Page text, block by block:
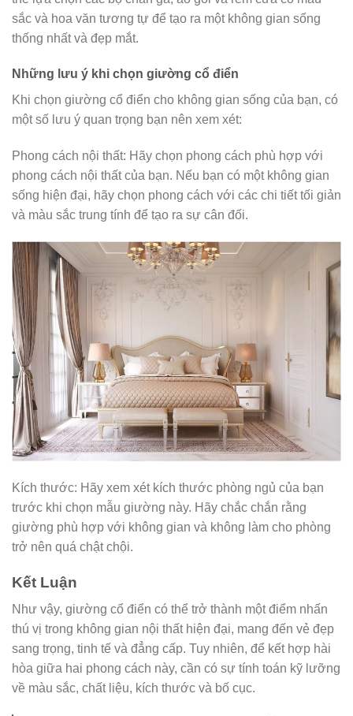
sắc và hoa văn tương tự để tạo ra một không gian sống
thống nhất và đẹp mắt.
Những lưu ý khi chọn giường cổ điển
Khi chọn giường cổ điển cho không gian sống của bạn, có
một số lưu ý quan trọng bạn nên xem xét:
Phong cách nội thất: Hãy chọn phong cách phù hợp với
phong cách nội thất của bạn. Nếu bạn có một không gian
sống hiện đại, hãy chọn phong cách với các chi tiết tối giản
và màu sắc trung tính để tạo ra sự cân đối.
Kích thước: Hãy xem xét kích thước phòng ngủ của bạn
trước khi chọn mẫu giường này. Hãy chắc chắn rằng
giường phù hợp với không gian và không làm cho phòng
trở nên quá chật chội.
Kết Luận
Như vậy, giường cổ điển có thể trở thành một điểm nhấn
thú vị trong không gian nội thất hiện đại, mang đến vẻ đẹp
sang trọng, tinh tế và đẳng cấp. Tuy nhiên, để kết hợp hài
hòa giữa hai phong cách này, cần có sự tính toán kỹ lưỡng
về màu sắc, chất liệu, kích thước và bố cục.